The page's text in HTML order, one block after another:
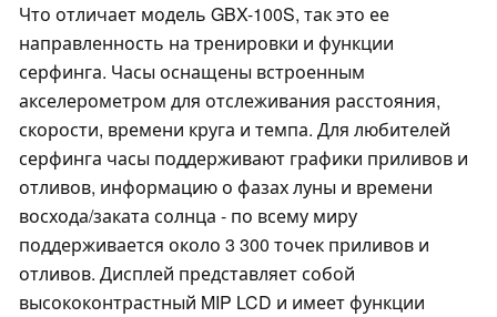
Что отличает модель GBX-100S, так это ее
направленность на тренировки и функции
серфинга. Часы оснащены встроенным
акселерометром для отслеживания расстояния,
скорости, времени круга и темпа. Для любителей
серфинга часы поддерживают графики приливов и
отливов, информацию о фазах луны и времени
восхода/заката солнца - по всему миру
поддерживается около 3 300 точек приливов и
отливов. Дисплей представляет собой
высококонтрастный MIP LCD и имеет функции